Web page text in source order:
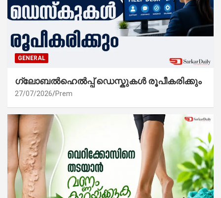
GENERAL
ഗ്ലോബൽഹെൽപ്പ് ഡെസ്കുകൾ രൂപീകരിക്കും
27/07/2026 Prem